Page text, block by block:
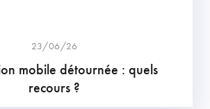
23/06/26
mobile détournée : quels
recours ?